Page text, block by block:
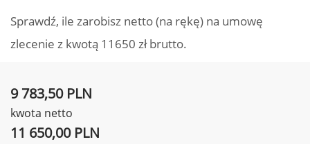
Sprawdź, ile zarobisz netto (na rękę) na umowę
zlecenie z kwotą 11650 zł brutto.
9 783,50 PLN
kwota netto
11 650,00 PLN